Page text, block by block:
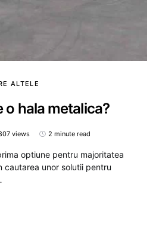
ALTELE
o hala metalica?
views 2 minute read
optiune pentru majoritatea
cautarea unor solutii pentru